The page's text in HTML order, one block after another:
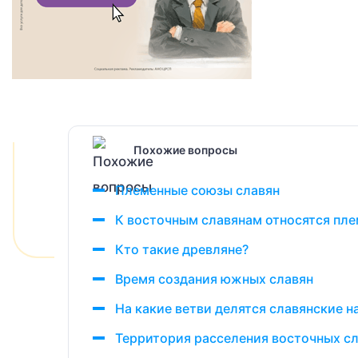
Похожие вопросы
Племенные союзы славян
К восточным славянам относятся
Кто такие древляне?
Время создания южных славян
На какие ветви делятся славянские
Территория расселения восточных